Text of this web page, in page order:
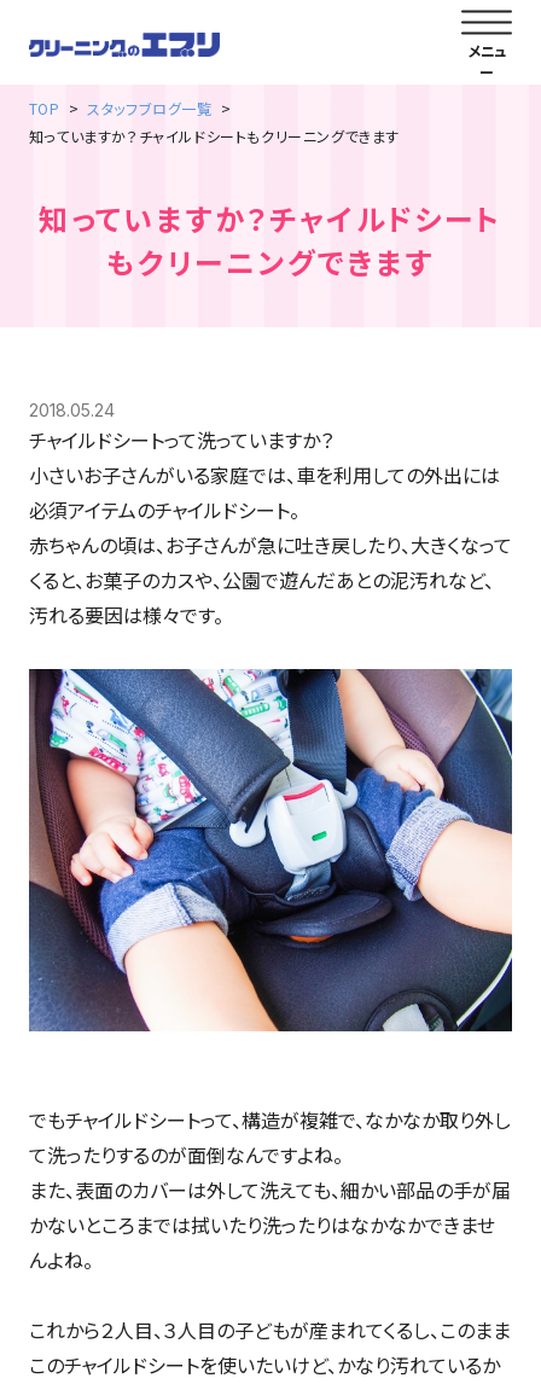
TOP
スタッフブログ一覧
知っていますか？チャイルドシートもクリーニングできます
知っていますか？チャイルドシート
もクリーニングできます
2018.05.24
チャイルドシートって洗っていますか？
小さいお子さんがいる家庭では、車を利用しての外出には
必須アイテムのチャイルドシート。
赤ちゃんの頃は、お子さんが急に吐き戻したり、大きくなって
くると、お菓子のカスや、公園で遊んだあとの泥汚れなど、
汚れる要因は様々です。
でもチャイルドシートって、構造が複雑で、なかなか取り外し
て洗ったりするのが面倒なんですよね。
また、表面のカバーは外して洗えても、細かい部品の手が届
かないところまでは拭いたり洗ったりはなかなかできませ
んよね。
これから２人目、３人目の子どもが産まれてくるし、このまま
このチャイルドシートを使いたいけど、かなり汚れているか